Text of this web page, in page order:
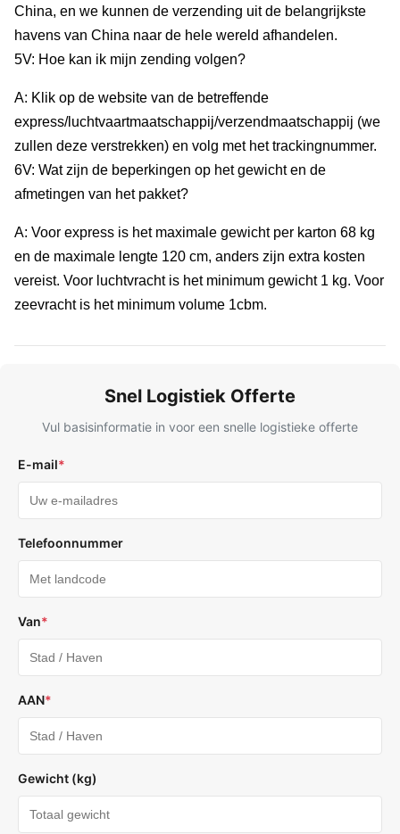
China, en we kunnen de verzending uit de belangrijkste
havens van China naar de hele wereld afhandelen.
5V: Hoe kan ik mijn zending volgen?
A: Klik op de website van de betreffende
express/luchtvaartmaatschappij/verzendmaatschappij (we
zullen deze verstrekken) en volg met het trackingnummer.
6V: Wat zijn de beperkingen op het gewicht en de
afmetingen van het pakket?
A: Voor express is het maximale gewicht per karton 68 kg
en de maximale lengte 120 cm, anders zijn extra kosten
vereist. Voor luchtvracht is het minimum gewicht 1 kg. Voor
zeevracht is het minimum volume 1cbm.
Snel Logistiek Offerte
Vul basisinformatie in voor een snelle logistieke offerte
E-mail*
Telefoonnummer
Van*
AAN*
Gewicht (kg)